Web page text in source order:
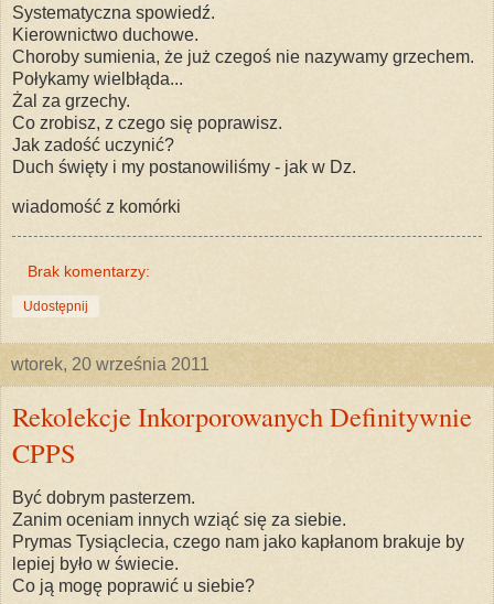
Systematyczna spowiedź.
Kierownictwo duchowe.
Choroby sumienia, że już czegoś nie nazywamy grzechem.
Połykamy wielbłąda...
Żal za grzechy.
Co zrobisz, z czego się poprawisz.
Jak zadość uczynić?
Duch święty i my postanowiliśmy - jak w Dz.
wiadomość z komórki
Brak komentarzy:
Udostępnij
wtorek, 20 września 2011
Rekolekcje Inkorporowanych Definitywnie
CPPS
Być dobrym pasterzem.
Zanim oceniam innych wziąć się za siebie.
Prymas Tysiąclecia, czego nam jako kapłanom brakuje by
lepiej było w świecie.
Co ją mogę poprawić u siebie?